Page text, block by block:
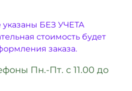
указаны БЕЗ УЧЕТА
стоимость будет
заказа.
Пн.-Пт. с 11.00 до